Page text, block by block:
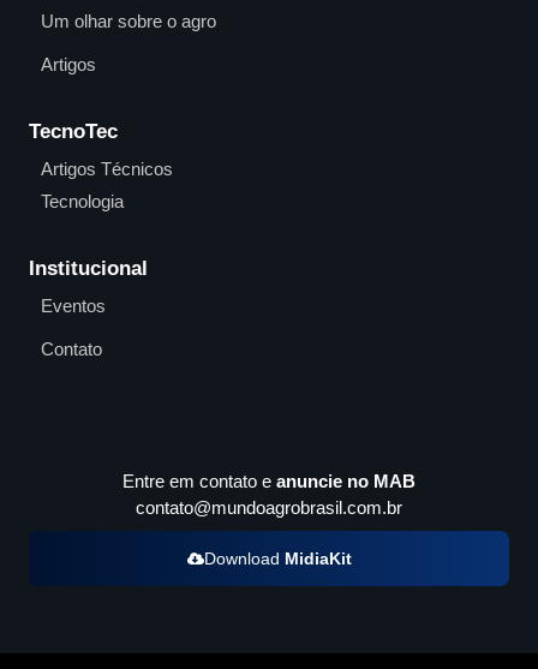
Um olhar sobre o agro
Artigos
TecnoTec
Artigos Técnicos
Tecnologia
Institucional
Eventos
Contato
Entre em contato e anuncie no MAB
contato@mundoagrobrasil.com.br
Download MidiaKit